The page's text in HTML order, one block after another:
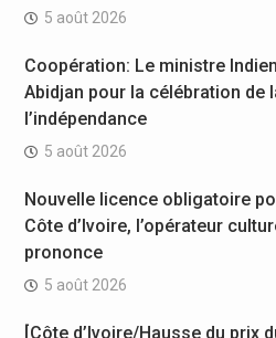
5 août 2026
Coopération: Le ministre
Abidjan pour la célébration de
l’indépendance
5 août 2026
Nouvelle licence obligatoire
Côte d’Ivoire, l’opérateur
prononce
5 août 2026
[Côte d’Ivoire/Hausse du prix